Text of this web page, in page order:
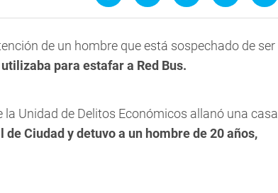
de un hombre que está sospechado de ser
para estafar a Red Bus.
Unidad de Delitos Económicos allanó una casa
de Ciudad y detuvo a un hombre de 20 años,